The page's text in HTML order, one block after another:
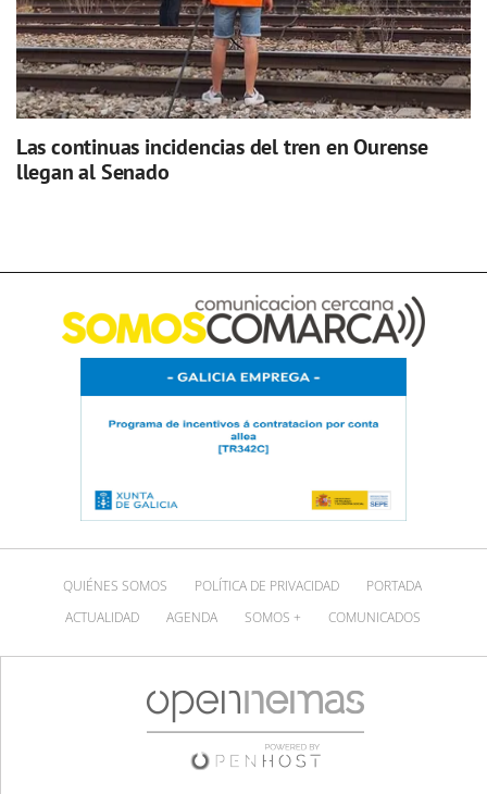
Las continuas incidencias del tren en Ourense
llegan al Senado
QUIÉNES SOMOS POLÍTICA DE PRIVACIDAD
PORTADA
ACTUALIDAD
AGENDA SOMOS + COMUNICADOS